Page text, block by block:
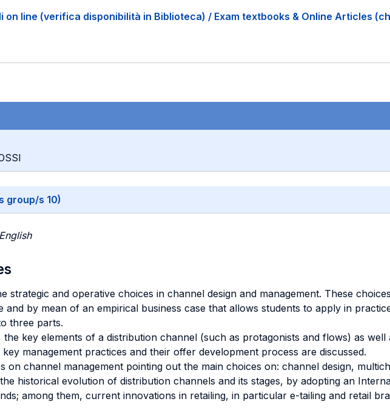
on line (verifica disponibilità in Biblioteca) / Exam textbooks & Online Articles
group/s 10)
strategic and operative choices in channel design and management. These
and by mean of an empirical business case that allows students to apply in
three parts.
key elements of a distribution channel (such as protagonists and flows) as
key management practices and their offer development process are discussed.
on channel management pointing out the main choices on: channel design,
historical evolution of distribution channels and its stages, by adopting an
among them, current innovations in retailing, in particular e-tailing and retail